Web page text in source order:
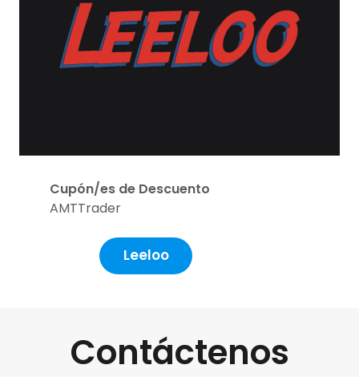
Cupón/es de Descuento
AMTTrader
Leeloo
Contáctenos